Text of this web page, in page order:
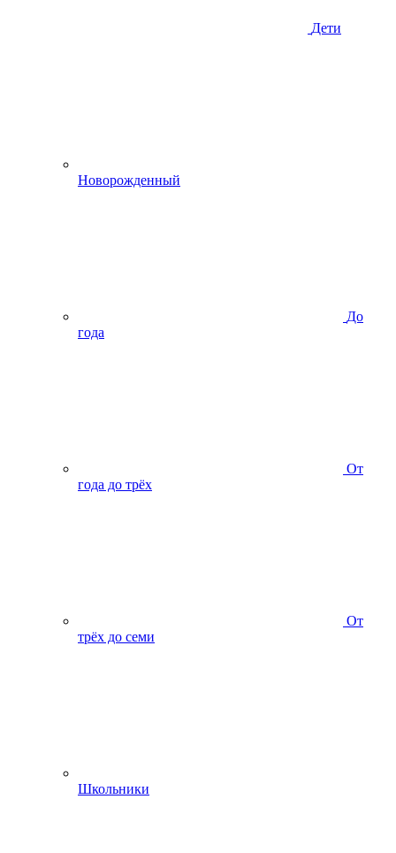
Дети
Новорожденный
До
года
От
года до трёх
От
трёх до семи
Школьники